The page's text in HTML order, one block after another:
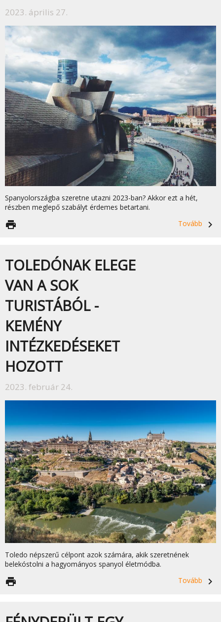
2023. április 27.
Spanyolországba szeretne utazni 2023-ban? Akkor ezt a hét,
részben meglepő szabályt érdemes betartani.
Tovább
navigate_next
print
TOLEDÓNAK ELEGE
VAN A SOK
TURISTÁBÓL -
KEMÉNY
INTÉZKEDÉSEKET
HOZOTT
2023. február 24.
Toledo népszerű célpont azok számára, akik szeretnének
belekóstolni a hagyományos spanyol életmódba.
Tovább
navigate_next
print